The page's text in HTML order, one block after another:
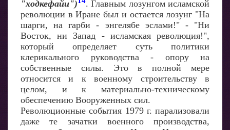
"ходкефайи")
. Главным лозунгом исламской
революции в Иране был и остается лозунг "На
шарги, на гарби - энгелябе эслами!" - "Ни
Восток, ни Запад - исламская революция!",
который определяет суть политики
клерикального руководства - опору на
собственные силы. Это в полной мере
относится и к военному строительству в
целом, и к материально-техническому
обеспечению Вооруженных сил.
Революционные события 1979 г. парализовали
даже те зачатки военного производства,